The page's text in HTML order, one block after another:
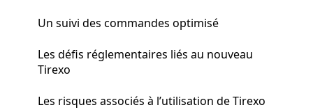
Un suivi des commandes optimisé
Les défis réglementaires liés au nouveau
Tirexo
Les risques associés à l’utilisation de Tirexo